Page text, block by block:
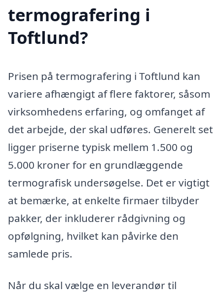
termografering i
Toftlund?
Prisen på termografering i Toftlund kan
variere afhængigt af flere faktorer, såsom
virksomhedens erfaring, og omfanget af
det arbejde, der skal udføres. Generelt set
ligger priserne typisk mellem 1.500 og
5.000 kroner for en grundlæggende
termografisk undersøgelse. Det er vigtigt
at bemærke, at enkelte firmaer tilbyder
pakker, der inkluderer rådgivning og
opfølgning, hvilket kan påvirke den
samlede pris.
Når du skal vælge en leverandør til